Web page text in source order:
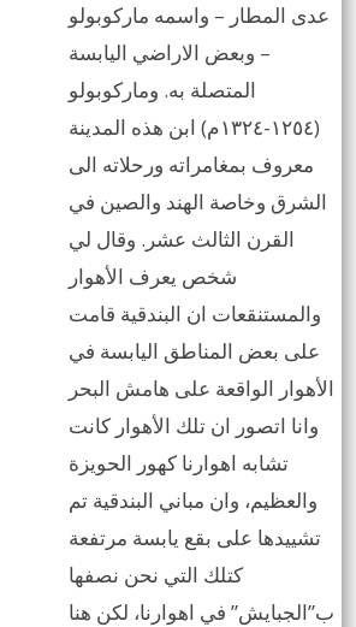
عدى المطار – واسمه ماركوبولو
– وبعض الاراضي اليابسة
المتصلة به. وماركوبولو
(١٢٥٤-١٣٢٤م) ابن هذه المدينة
معروف بمغامراته ورحلاته الى
الشرق وخاصة الهند والصين في
القرن الثالث عشر. وقال لي
شخص يعرف الأهوار
والمستنقعات ان البندقية قامت
على بعض المناطق اليابسة في
الأهوار الواقعة على هامش البحر
وانا اتصور ان تلك الأهوار كانت
تشابه اهوارنا كهور الحويزة
والعظيم، وان مباني البندقية تم
تشييدها على بقع يابسة مرتفعة
كتلك التي نحن نصفها
ب”الجبايش” في اهوارنا، لكن هنا